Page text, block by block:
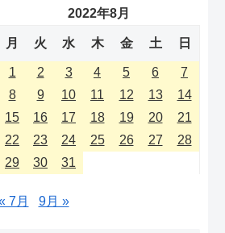
2022年8月
月 火 水 木 金 土 日
1 2 3 4 5 6
7
8
9 10 11 12 13
14
15
16 17 18 19 20
21
22
23 24 25 26 27
28
29
30 31
7月 9月 »